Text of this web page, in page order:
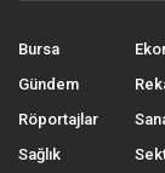
Bursa
Gündem
Röportajlar
Sağlık